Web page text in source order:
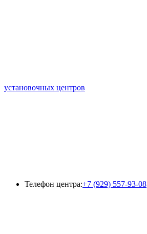
установочных центров
Телефон центра:+7 (929) 557-93-08